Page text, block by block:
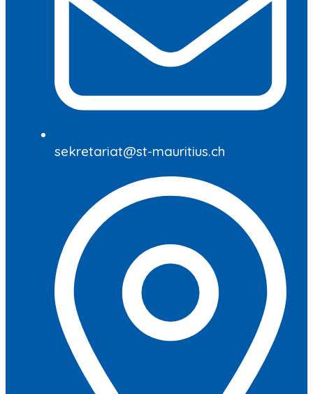
sekretariat@st-mauritius.ch